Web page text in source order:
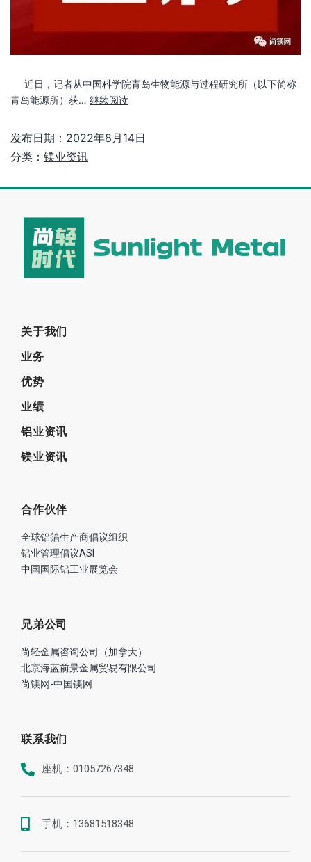
近日，记者从中国科学院青岛生物能源与过程研究所（以下简称
青岛能源所）获… 继续阅读
发布日期： 2022年8月14日
分类： 镁业资讯
关于我们
业务
优势
业绩
铝业资讯
镁业资讯
合作伙伴
全球铝箔生产商倡议组织
铝业管理倡议ASI
中国国际铝工业展览会
兄弟公司
尚轻金属咨询公司（加拿大）
北京海蓝前景金属贸易有限公司
尚镁网-中国镁网
联系我们
座机：01057267348
手机：13681518348